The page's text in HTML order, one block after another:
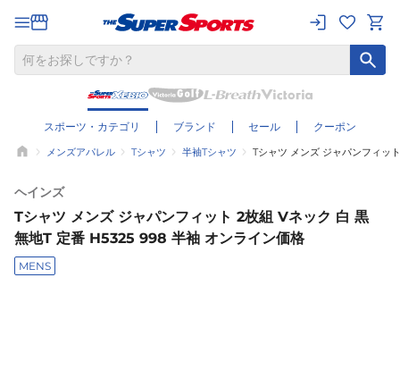
スポーツ・カテゴリ ブランド セール クーポン
メンズアパレル Tシャツ 半袖Tシャツ Tシャツ メンズ ジャパンフィッ
ヘインズ
Tシャツ メンズ ジャパンフィット 2枚組 Vネック 白 黒
無地T 定番 H5325 998 半袖 オンライン価格
MENS